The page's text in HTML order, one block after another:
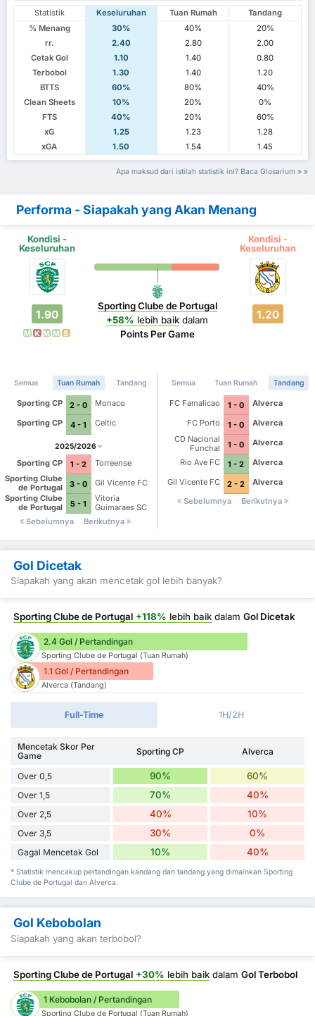
Statistik Keseluruhan Tuan Rumah
Tandang
% Menang
30% 40%
20%
rr.
2.40 2.80
2.00
Cetak Gol
1.10 1.40
0.80
Terbobol
1.30 1.40
1.20
BTTS
60% 80%
40%
Clean Sheets
10% 20%
0%
FTS
40% 20%
60%
xG
1.25 1.23
1.28
xGA
1.50 1.54 1.45
Apa maksud dari istilah statistik ini? Baca Glosarium
Performa - Siapakah yang Akan Menang
Kondisi -
Keseluruhan
Kondisi -
Keseluruhan
1.90
M K M M S
Sporting Clube de Portugal
+58% lebih baik dalam
Points Per Game
1.20
Semua Tuan Rumah Tandang
Sporting CP 2 - 0
Monaco
Sporting CP
4 - 1 Celtic
2025/2026
Sporting CP 1 - 2
Torreense
Sporting Clube
de Portugal
3 - 0
Gil Vicente FC
Sporting Clube
de Portugal
5 - 1
Vitoria
Guimaraes SC
Sebelumnya
Berikutnya
Semua Tuan Rumah Tandang
FC Famalicao 1 - 0
Alverca
FC Porto
1 - 0
Alverca
CD Nacional
Funchal
1 - 0
Alverca
Rio Ave FC
1 - 2
Alverca
Gil Vicente FC
2 - 2
Alverca
Sebelumnya
Berikutnya
Gol Dicetak
Siapakah yang akan mencetak gol lebih banyak?
Sporting Clube de Portugal +118% lebih baik dalam Gol Dicetak
2.4 Gol / Pertandingan
Sporting Clube de Portugal (Tuan Rumah)
1.1 Gol / Pertandingan
Alverca (Tandang)
Full-Time 1H/2H
Mencetak Skor Per
Game
Sporting CP Alverca
Over 0,5 90% 60%
Over 1,5 70% 40%
Over 2,5 40% 10%
Over 3,5 30% 0%
Gagal Mencetak Gol 10% 40%
* Statistik mencakup pertandingan kandang dan tandang yang dimainkan Sporting
Clube de Portugal dan Alverca.
Gol Kebobolan
Siapakah yang akan terbobol?
Sporting Clube de Portugal +30% lebih baik dalam Gol Terbobol
1 Kebobolan / Pertandingan
Sporting Clube de Portugal (Tuan Rumah)